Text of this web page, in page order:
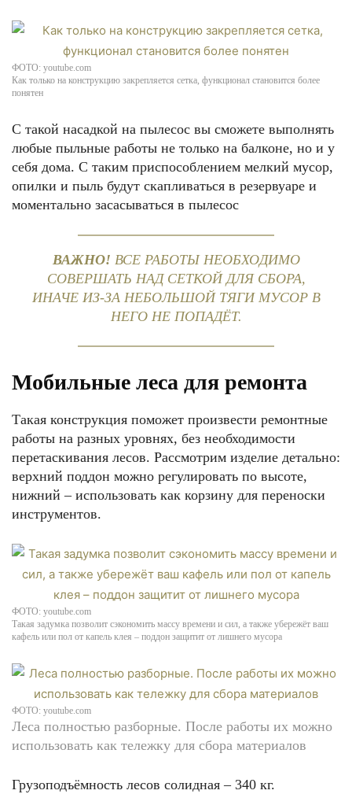
ФОТО: youtube.com
Как только на конструкцию закрепляется сетка, функционал становится более
понятен
С такой насадкой на пылесос вы сможете выполнять
любые пыльные работы не только на балконе, но и у
себя дома. С таким приспособлением мелкий мусор,
опилки и пыль будут скапливаться в резервуаре и
моментально засасываться в пылесос
ВАЖНО! ВСЕ РАБОТЫ НЕОБХОДИМО
СОВЕРШАТЬ НАД СЕТКОЙ ДЛЯ СБОРА,
ИНАЧЕ ИЗ-ЗА НЕБОЛЬШОЙ ТЯГИ МУСОР В
НЕГО НЕ ПОПАДЁТ.
Мобильные леса для ремонта
Такая конструкция поможет произвести ремонтные
работы на разных уровнях, без необходимости
перетаскивания лесов. Рассмотрим изделие детально:
верхний поддон можно регулировать по высоте,
нижний – использовать как корзину для переноски
инструментов.
ФОТО: youtube.com
Такая задумка позволит сэкономить массу времени и сил, а также убережёт ваш
кафель или пол от капель клея – поддон защитит от лишнего мусора
ФОТО: youtube.com
Леса полностью разборные. После работы их можно
использовать как тележку для сбора материалов
Грузоподъёмность лесов солидная – 340 кг.